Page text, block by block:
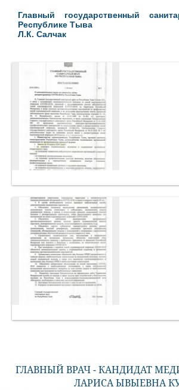
Главный государственный
Республике Тыва
Л.К. Салчак
ГЛАВНЫЙ ВРАЧ - КАНДИДАТ
ЛАРИСА ЫВЫЕВНА